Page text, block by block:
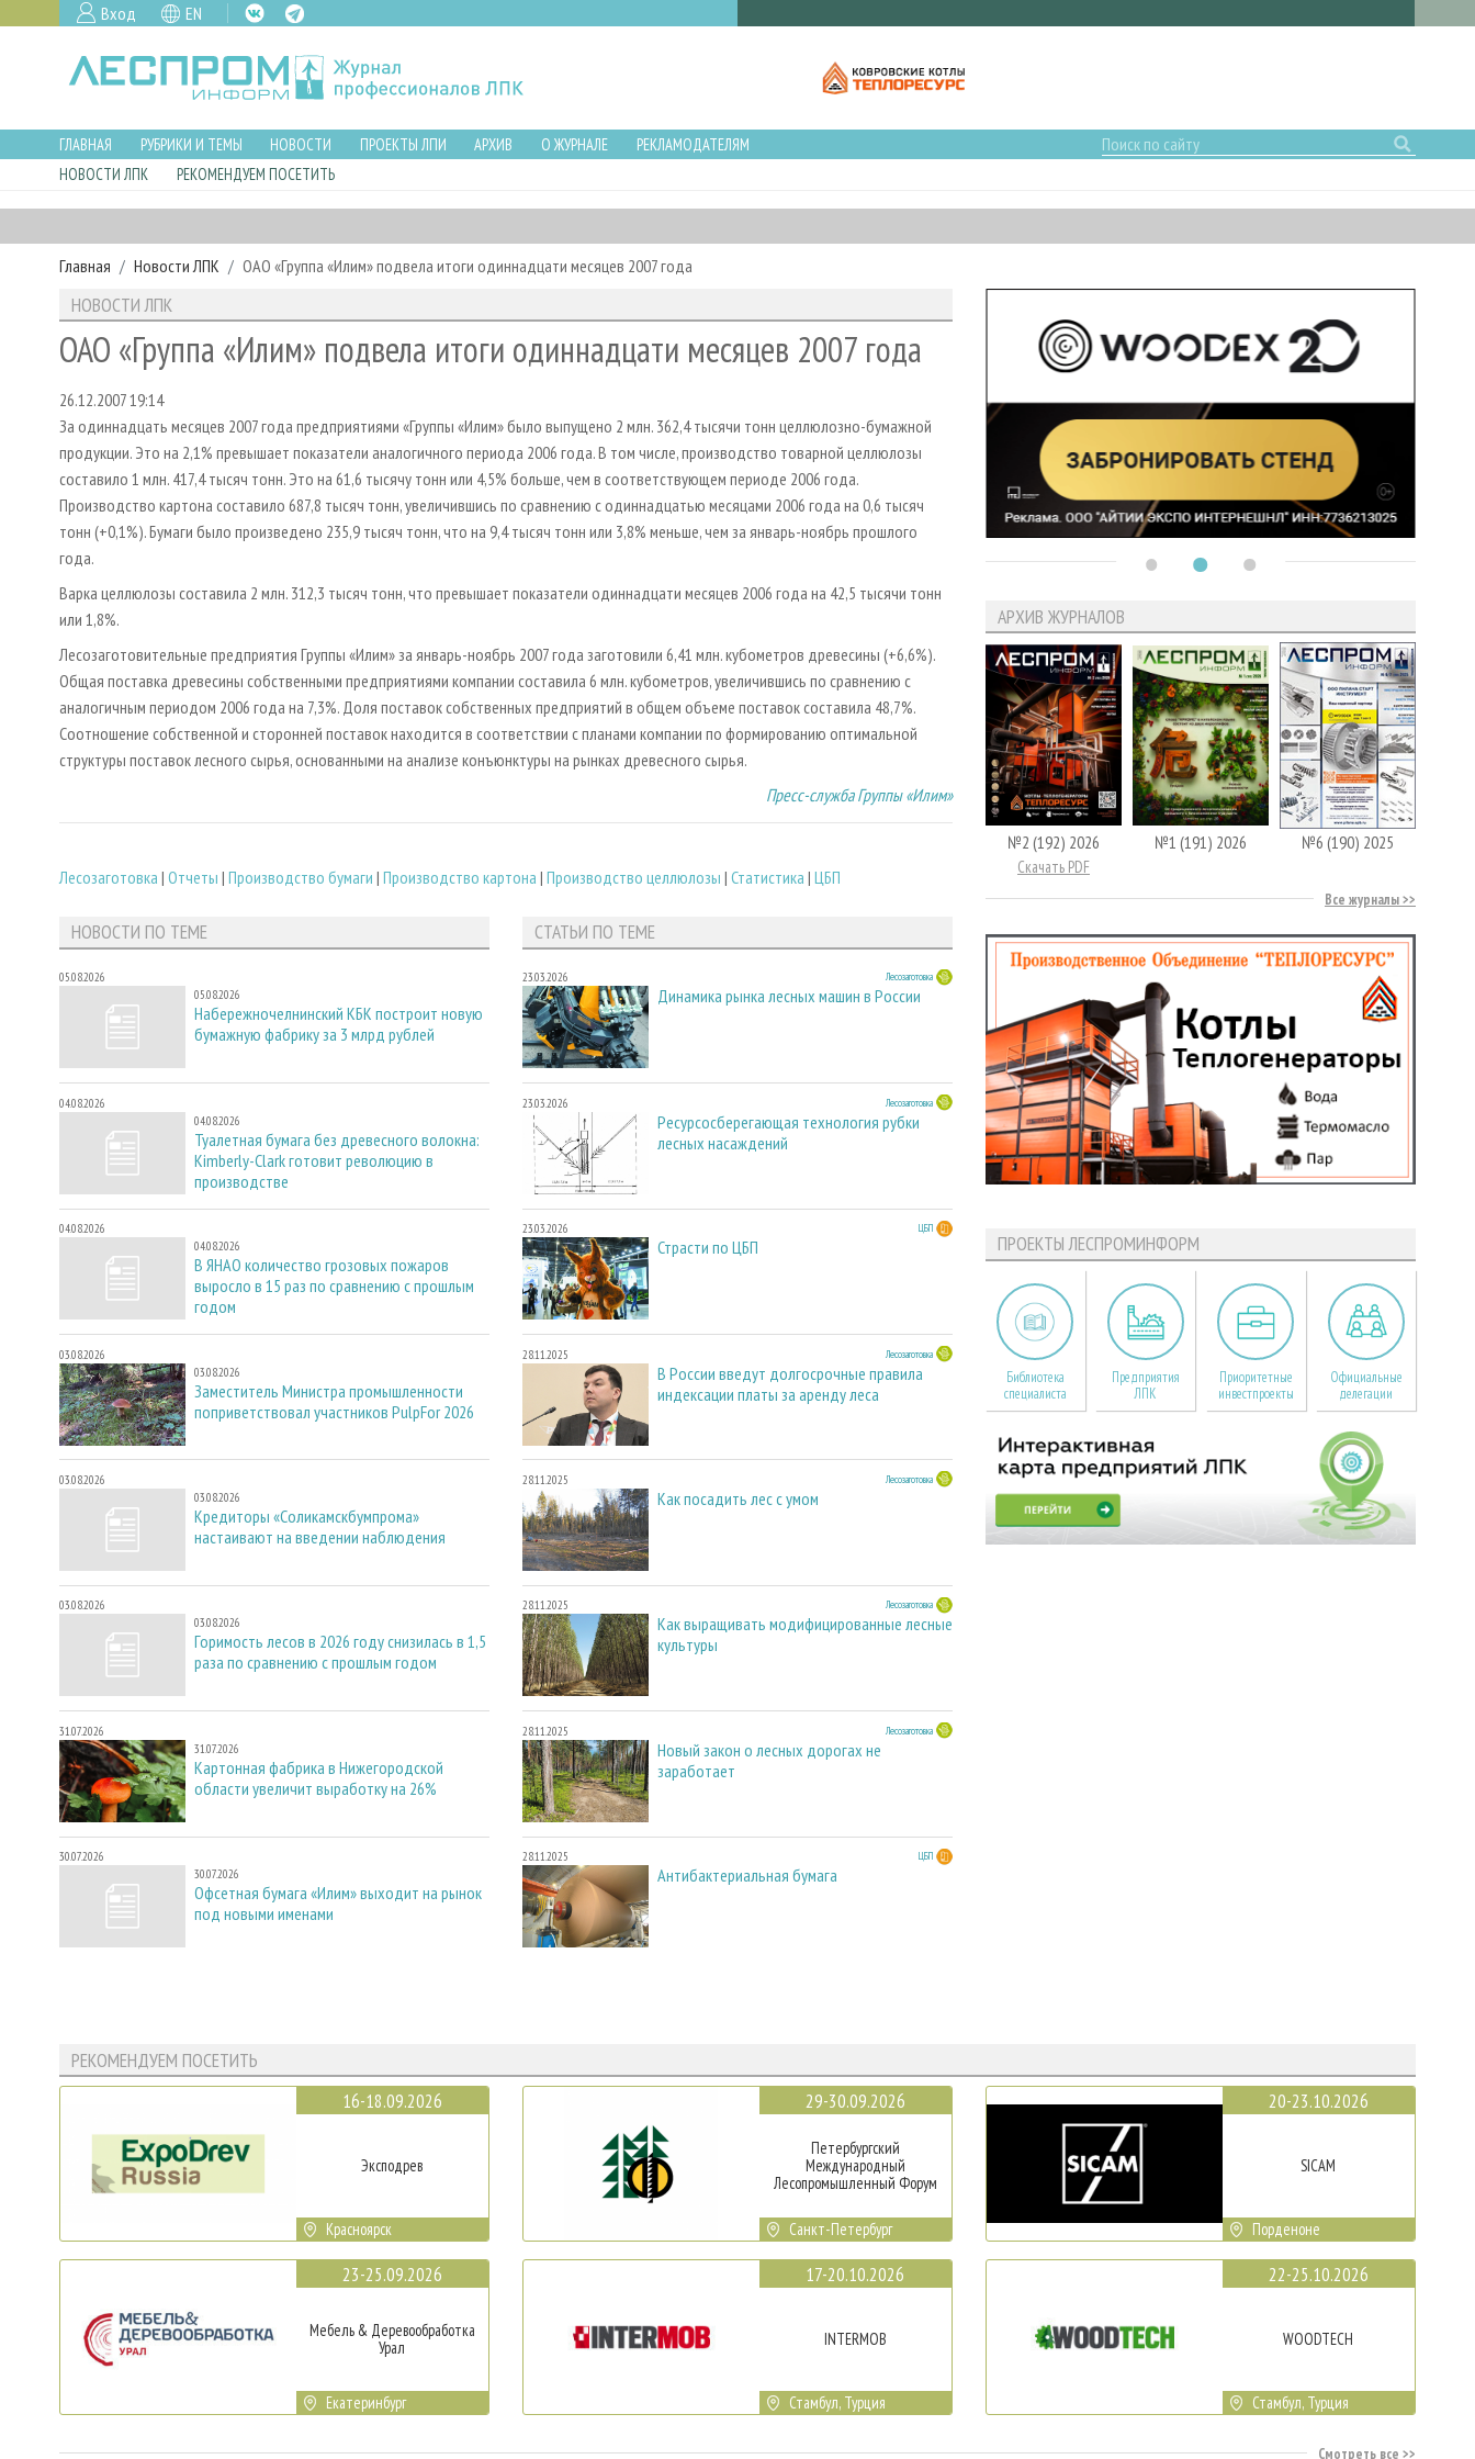
Вход EN
ГЛАВНАЯ РУБРИКИ И ТЕМЫ НОВОСТИ ПРОЕКТЫ ЛПИ АРХИВ О ЖУРНАЛЕ
РЕКЛАМОДАТЕЛЯМ
НОВОСТИ ЛПК
РЕКОМЕНДУЕМ ПОСЕТИТЬ
Главная Новости ЛПК ОАО «Группа «Илим» подвела итоги одиннадцати месяцев 2007 года
НОВОСТИ ЛПК
ОАО «Группа «Илим» подвела итоги одиннадцати месяцев 2007 года
26.12.2007 19:14
За одиннадцать месяцев 2007 года предприятиями «Группы «Илим» было выпущено 2 млн. 362,4 тысячи тонн целлюлозно-бумажной
продукции. Это на 2,1% превышает показатели аналогичного периода 2006 года. В том числе, производство товарной целлюлозы
составило 1 млн. 417,4 тысяч тонн. Это на 61,6 тысячу тонн или 4,5% больше, чем в соответствующем периоде 2006 года.
Производство картона составило 687,8 тысяч тонн, увеличившись по сравнению с одиннадцатью месяцами 2006 года на 0,6 тысяч
тонн (+0,1%). Бумаги было произведено 235,9 тысяч тонн, что на 9,4 тысяч тонн или 3,8% меньше, чем за январь-ноябрь прошлого
года.
Варка целлюлозы составила 2 млн. 312,3 тысяч тонн, что превышает показатели одиннадцати месяцев 2006 года на 42,5 тысячи тонн
или 1,8%.
Лесозаготовительные предприятия Группы «Илим» за январь-ноябрь 2007 года заготовили 6,41 млн. кубометров древесины (+6,6%).
Общая поставка древесины собственными предприятиями компании составила 6 млн. кубометров, увеличившись по сравнению с
аналогичным периодом 2006 года на 7,3%. Доля поставок собственных предприятий в общем объеме поставок составила 48,7%.
Соотношение собственной и сторонней поставок находится в соответствии с планами компании по формированию оптимальной
структуры поставок лесного сырья, основанными на анализе конъюнктуры на рынках древесного сырья.
Пресс-служба Группы «Илим»
Лесозаготовка | Отчеты | Производство бумаги | Производство картона | Производство целлюлозы | Статистика | ЦБП
НОВОСТИ ПО ТЕМЕ
05.08.2026
05.08.2026
Набережночелнинский КБК построит новую
бумажную фабрику за 3 млрд рублей
04.08.2026
04.08.2026
Туалетная бумага без древесного волокна:
Kimberly-Clark готовит революцию в
производстве
04.08.2026
04.08.2026
В ЯНАО количество грозовых пожаров
выросло в 15 раз по сравнению с прошлым
годом
03.08.2026
03.08.2026
Заместитель Министра промышленности
поприветствовал участников PulpFor 2026
03.08.2026
03.08.2026
Кредиторы «Соликамскбумпрома»
настаивают на введении наблюдения
03.08.2026
03.08.2026
Горимость лесов в 2026 году снизилась в 1,5
раза по сравнению с прошлым годом
31.07.2026
31.07.2026
Картонная фабрика в Нижегородской
области увеличит выработку на 26%
30.07.2026
30.07.2026
Офсетная бумага «Илим» выходит на рынок
под новыми именами
СТАТЬИ ПО ТЕМЕ
23.03.2026 Лесозаготовка
Динамика рынка лесных машин в России
23.03.2026 Лесозаготовка
Ресурсосберегающая технология рубки
лесных насаждений
23.03.2026 ЦБП
Страсти по ЦБП
28.11.2025 Лесозаготовка
В России введут долгосрочные правила
индексации платы за аренду леса
28.11.2025 Лесозаготовка
Как посадить лес с умом
28.11.2025 Лесозаготовка
Как выращивать модифицированные лесные
культуры
28.11.2025 Лесозаготовка
Новый закон о лесных дорогах не
заработает
28.11.2025 ЦБП
Антибактериальная бумага
АРХИВ ЖУРНАЛОВ
№2 (192) 2026
Скачать PDF
№1 (191) 2026 №6 (190) 2025
Все журналы
ПРОЕКТЫ ЛЕСПРОМИНФОРМ
Библиотека
специалиста
Предприятия
ЛПК
Приоритетные
инвестпроекты
Официальные
делегации
РЕКОМЕНДУЕМ ПОСЕТИТЬ
16-18.09.2026
Эксподрев
Красноярск
23-25.09.2026
Мебель & Деревообработка
Урал
Екатеринбург
29-30.09.2026
Петербургский
Международный
Лесопромышленный Форум
Санкт-Петербург
17-20.10.2026
INTERMOB
Стамбул, Турция
20-23.10.2026
SICAM
Порденоне
22-25.10.2026
WOODTECH
Стамбул, Турция
Смотреть все